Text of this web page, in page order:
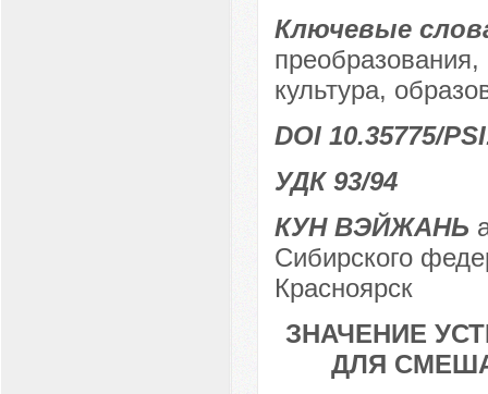
Ключевые
культура,
DOI 10.35775/
УДК 93/94
КУН ВЭЙЖАНЬ
Сибирского
Красноярск
ЗНАЧЕНИЕ
ДЛЯ